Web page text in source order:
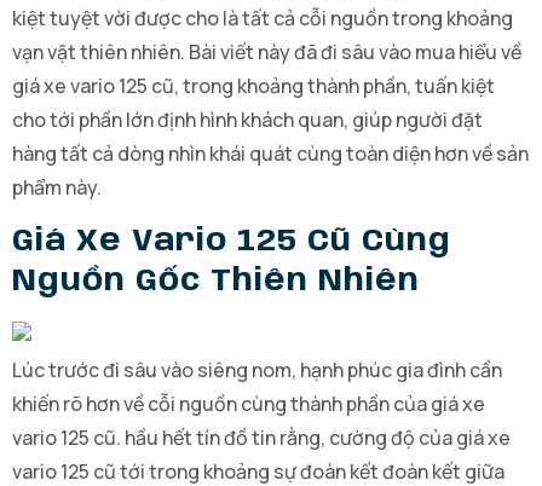
kiệt tuyệt vời được cho là tất cả cỗi nguồn trong khoảng
vạn vật thiên nhiên. Bài viết này đã đi sâu vào mua hiểu về
giá xe vario 125 cũ, trong khoảng thành phần, tuấn kiệt
cho tới phần lớn định hình khách quan, giúp người đặt
hàng tất cả dòng nhìn khái quát cùng toàn diện hơn về sản
phẩm này.
Giá Xe Vario 125 Cũ Cùng
Nguồn Gốc Thiên Nhiên
Lúc trước đi sâu vào siêng nom, hạnh phúc gia đình cần
khiến rõ hơn về cỗi nguồn cùng thành phần của giá xe
vario 125 cũ. hầu hết tín đồ tin rằng, cường độ của giá xe
vario 125 cũ tới trong khoảng sự đoàn kết đoàn kết giữa